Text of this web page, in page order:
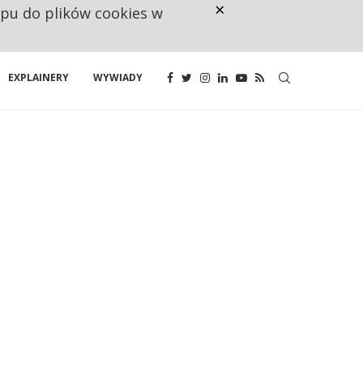
EXPLAINERY WYWIADY
do plików cookies w ×